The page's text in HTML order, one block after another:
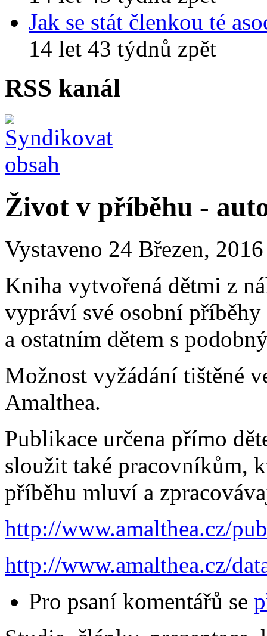
Jak se stát členkou té
14 let 43 týdnů zpět
RSS kanál
Život v příběhu -
Vystaveno 24 Březen,
Kniha vytvořená dětmi z
vypráví své osobní
a ostatním dětem s
Možnost vyžádání tištěné
Amalthea.
Publikace určena přímo
sloužit také pracovníkům,
příběhu mluví a
http://www.amalthea.cz/
http://www.amalthea.cz/
Pro psaní komentářů se